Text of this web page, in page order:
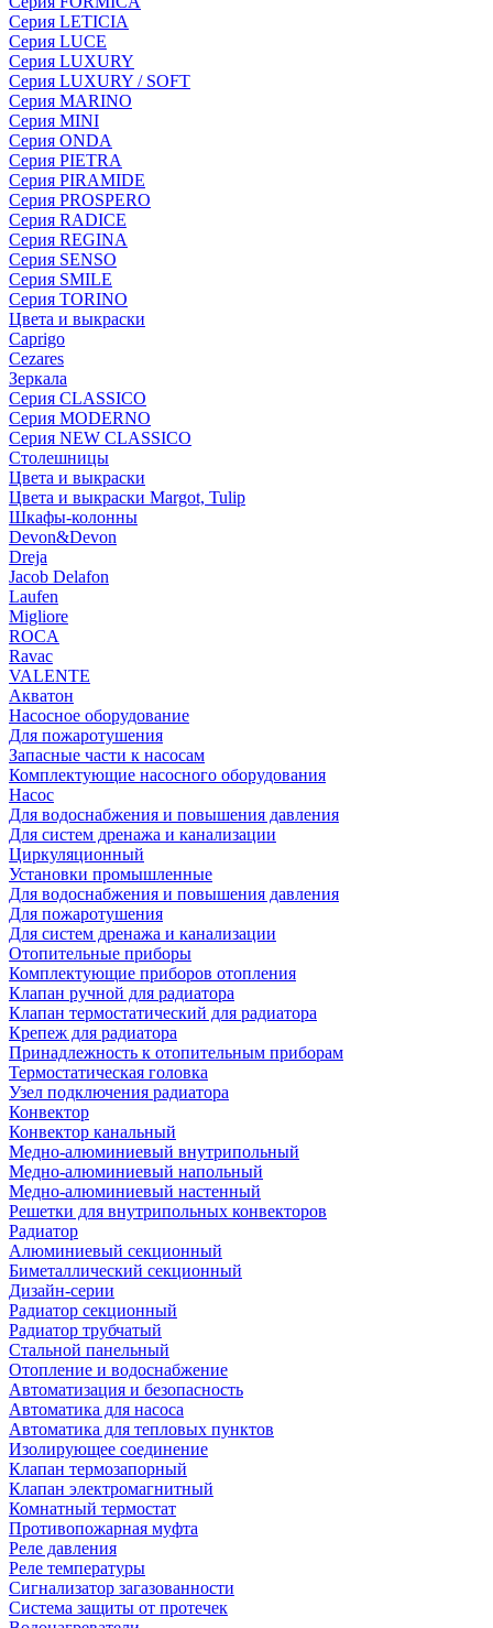
Серия LETICIA
Серия LUCE
Серия LUXURY
Серия LUXURY / SOFT
Серия MARINO
Серия MINI
Серия ONDA
Серия PIETRA
Серия PIRAMIDE
Серия PROSPERO
Серия RADICE
Серия REGINA
Серия SENSO
Серия SMILE
Серия TORINO
Цвета и выкраски
Caprigo
Cezares
Зеркала
Серия CLASSICO
Серия MODERNO
Серия NEW CLASSICO
Столешницы
Цвета и выкраски
Цвета и выкраски Margot, Tulip
Шкафы-колонны
Devon&Devon
Dreja
Jacob Delafon
Laufen
Migliore
ROCA
Rаvac
VALENTE
Акватон
Насосное оборудование
Для пожаротушения
Запасные части к насосам
Комплектующие насосного оборудования
Насос
Для водоснабжения и повышения давления
Для систем дренажа и канализации
Циркуляционный
Установки промышленные
Для водоснабжения и повышения давления
Для пожаротушения
Для систем дренажа и канализации
Отопительные приборы
Комплектующие приборов отопления
Клапан ручной для радиатора
Клапан термостатический для радиатора
Крепеж для радиатора
Принадлежность к отопительным приборам
Термостатическая головка
Узел подключения радиатора
Конвектор
Конвектор канальный
Медно-алюминиевый внутрипольный
Медно-алюминиевый напольный
Медно-алюминиевый настенный
Решетки для внутрипольных конвекторов
Радиатор
Алюминиевый секционный
Биметаллический секционный
Дизайн-серии
Радиатор секционный
Радиатор трубчатый
Стальной панельный
Отопление и водоснабжение
Автоматизация и безопасность
Автоматика для насоса
Автоматика для тепловых пунктов
Изолирующее соединение
Клапан термозапорный
Клапан электромагнитный
Комнатный термостат
Противопожарная муфта
Реле давления
Реле температуры
Сигнализатор загазованности
Система защиты от протечек